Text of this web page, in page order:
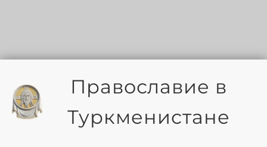
Православие в
Туркменистане